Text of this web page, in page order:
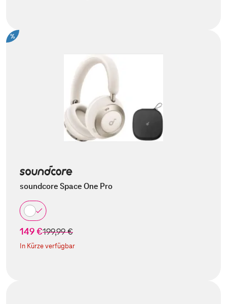
%
soundcore Space One Pro
149 €statt
199,99 €
In Kürze verfügbar